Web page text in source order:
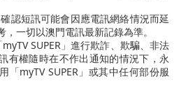
確認短訊可能會因應電訊網絡情況而延
一切以澳門電訊最新記錄為準。
myTV SUPER」進行欺詐、欺騙、非法
有權隨時在不作出通知的情況下，永
「myTV SUPER」或其中任何部份服